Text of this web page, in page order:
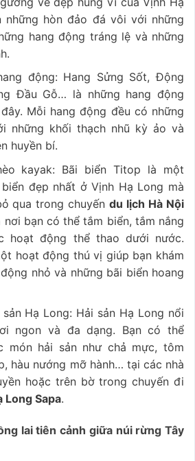
những hòn đảo đá vôi với những
hang động tráng lệ và những
động: Hang Sửng Sốt, Động
Đầu Gỗ… là những hang động
Mỗi hang động đều có những
những khối thạch nhũ kỳ ảo và
huyền bí.
kayak: Bãi biển Titop là một
đẹp nhất ở Vịnh Hạ Long mà
qua trong chuyếndu lịch Hà Nội
nơi bạn có thể tắm biển, tắm nắng
hoạt động thể thao dưới nước.
hoạt động thú vị giúp bạn khám
nhỏ và những bãi biển hoang
Hạ Long: Hải sản Hạ Long nổi
ngon và đa dạng. Bạn có thể
món hải sản như chả mực, tôm
hàu nướng mỡ hành… tại các nhà
hoặc trên bờ trong chuyến đi
Long Sapa.
lai tiên cảnh giữa núi rừng Tây